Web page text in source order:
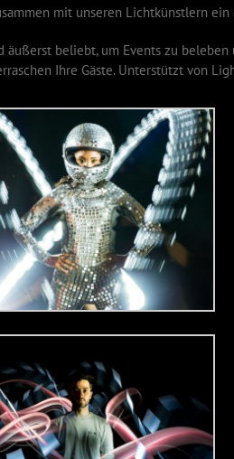
mit unseren Lichtkünstlern ein
äußerst beliebt, um Events zu
Ihre Gäste. Unterstützt von